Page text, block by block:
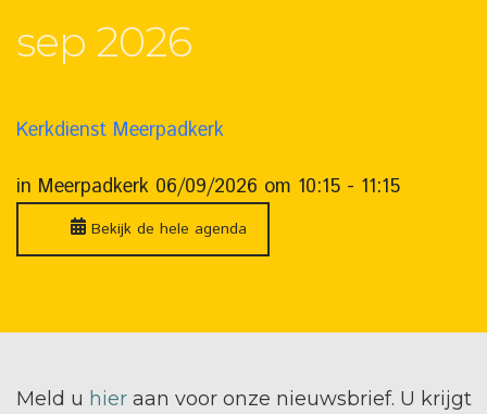
sep 2026
Kerkdienst Meerpadkerk
in Meerpadkerk 06/09/2026 om 10:15 - 11:15
Bekijk de hele agenda
Meld u hieraan voor onze nieuwsbrief. U krijgt